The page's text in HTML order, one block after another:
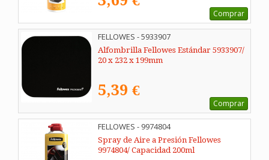
Comprar
FELLOWES - 5933907
Alfombrilla Fellowes Estándar 5933907/
20 x 232 x 199mm
5,39 €
Comprar
FELLOWES - 9974804
Spray de Aire a Presión Fellowes
9974804/ Capacidad 200ml